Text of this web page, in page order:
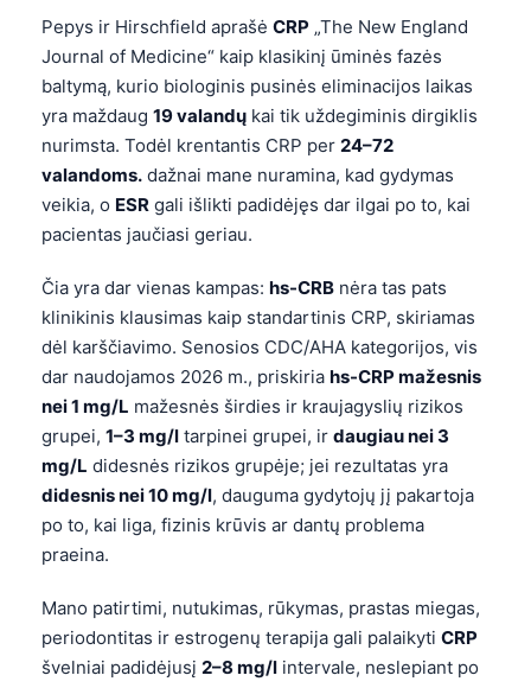
Pepys ir Hirschfield aprašė CRP „The New England
Journal of Medicine“ kaip klasikinį ūminės fazės
baltymą, kurio biologinis pusinės eliminacijos laikas
yra maždaug 19 valandų kai tik uždegiminis dirgiklis
nurimsta. Todėl krentantis CRP per 24–72
valandoms. dažnai mane nuramina, kad gydymas
veikia, o ESR gali išlikti padidėjęs dar ilgai po to, kai
pacientas jaučiasi geriau.
Čia yra dar vienas kampas: hs-CRB nėra tas pats
klinikinis klausimas kaip standartinis CRP, skiriamas
dėl karščiavimo. Senosios CDC/AHA kategorijos, vis
dar naudojamos 2026 m., priskiria hs-CRP mažesnis
nei 1 mg/L mažesnės širdies ir kraujagyslių rizikos
grupei, 1–3 mg/l tarpinei grupei, ir daugiau nei 3
mg/L didesnės rizikos grupėje; jei rezultatas yra
didesnis nei 10 mg/l, dauguma gydytojų jį pakartoja
po to, kai liga, fizinis krūvis ar dantų problema
praeina.
Mano patirtimi, nutukimas, rūkymas, prastas miegas,
periodontitas ir estrogenų terapija gali palaikyti CRP
švelniai padidėjusį 2–8 mg/l intervale, neslepiant po